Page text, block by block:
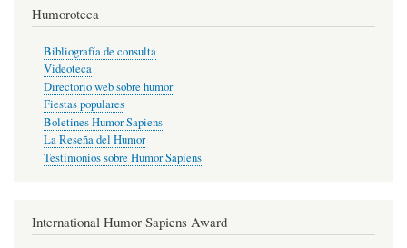
Humoroteca
Bibliografía de consulta
Videoteca
Directorio web sobre humor
Fiestas populares
Boletines Humor Sapiens
La Reseña del Humor
Testimonios sobre Humor Sapiens
International Humor Sapiens Award